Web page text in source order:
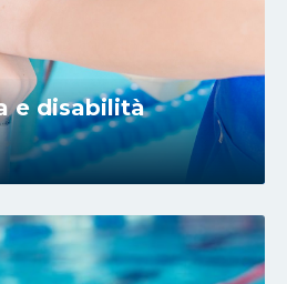
e disabilità